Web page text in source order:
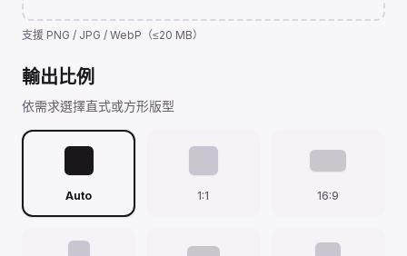
支援 PNG / JPG / WebP（≤20 MB）
輸出比例
依需求選擇直式或方形版型
Auto 1:1 16:9